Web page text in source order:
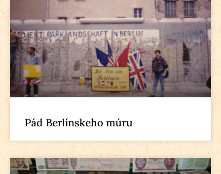
Pád Berlínskeho múru